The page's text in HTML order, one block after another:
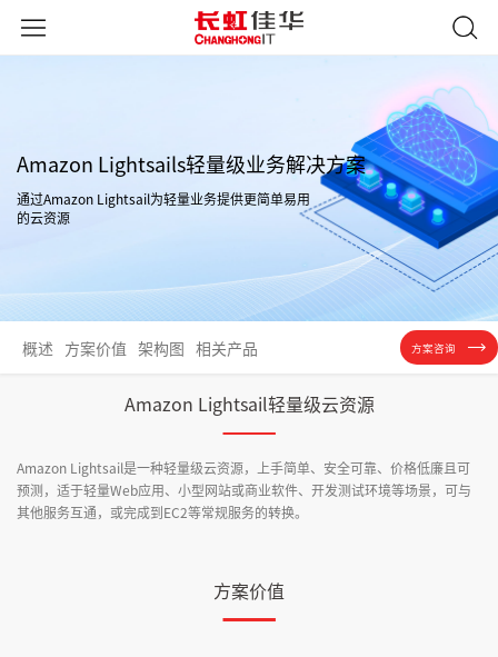
Amazon Lightsails轻量级业务解决方案
通过Amazon Lightsail为轻量业务提供更简单易用
的云资源
概述 方案价值 架构图 相关产品 方案咨询
Amazon Lightsail轻量级云资源
Amazon Lightsail是一种轻量级云资源，上手简单、安全可靠、价格低廉且可
预测，适于轻量Web应用、小型网站或商业软件、开发测试环境等场景，可与
其他服务互通，或完成到EC2等常规服务的转换。
方案价值